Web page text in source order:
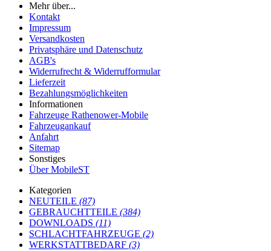
Mehr über...
Kontakt
Impressum
Versandkosten
Privatsphäre und Datenschutz
AGB's
Widerrufrecht & Widerrufformular
Lieferzeit
Bezahlungsmöglichkeiten
Informationen
Fahrzeuge Rathenower-Mobile
Fahrzeugankauf
Anfahrt
Sitemap
Sonstiges
Über MobileST
Kategorien
NEUTEILE (87)
GEBRAUCHTTEILE (384)
DOWNLOADS (11)
SCHLACHTFAHRZEUGE (2)
WERKSTATTBEDARF (3)